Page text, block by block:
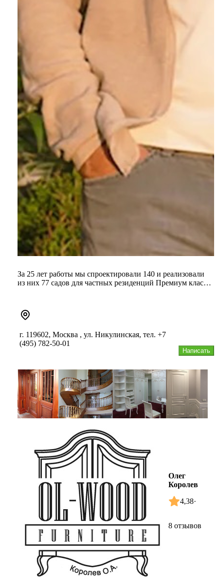
За 25 лет работы мы спроектировали 140 и реализовали
из них 77 садов для частных резиденций Премиум класса
Написать
г. 119602, Москва , ул. Никулинская, тел. +7
(495) 782-50-01
Олег
Королев
4,38·
8 отзывов